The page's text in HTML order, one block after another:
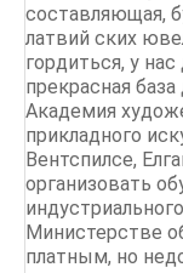
составляющая,
латвий ских
гордиться, у
прекрасная
Академия
прикладного
Вентспилсе,
организовать
Министерстве
платным, но